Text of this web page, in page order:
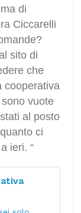
di
Ciccarelli
sito di
che
cooperativa
vuote
al posto
ci
ieri. “